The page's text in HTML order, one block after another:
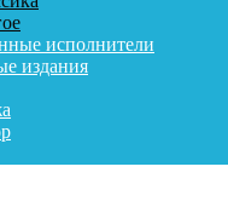
исполнители
издания